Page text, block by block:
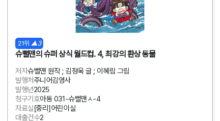
21위▲3
슈뻘맨의 슈퍼 상식 월드컵. 4, 최강의 환상 동물
저자슈뻘맨 원작 ; 김정욱 글 ; 이혜림 그림
발행처주니어김영사
발행년2025
청구기호아동 031-슈뻘맨ㅅ-4
자료실 [중리]어린이실
대출건수2